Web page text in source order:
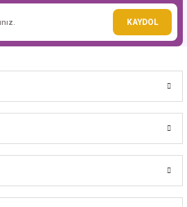
KAYDOL